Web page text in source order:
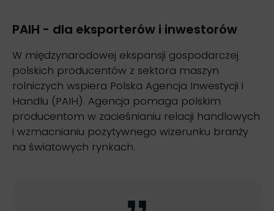
PAIH - dla eksporterów i inwestorów
W międzynarodowej ekspansji gospodarczej
polskich producentów z sektora maszyn
rolniczych wspiera Polska Agencja Inwestycji i
Handlu (PAIH). Agencja pomaga polskim
producentom w zacieśnianiu relacji handlowych
i wzmacnianiu pozytywnego wizerunku branży
na światowych rynkach.